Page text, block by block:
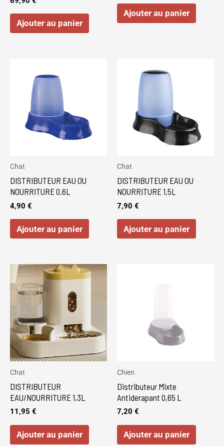
Ajouter au panier
Ajouter au panier
Chat
DISTRIBUTEUR EAU OU
NOURRITURE 0,6L
4,90 €
Ajouter au panier
Chat
DISTRIBUTEUR EAU OU
NOURRITURE 1,5L
7,90 €
Ajouter au panier
Chat
DISTRIBUTEUR
EAU/NOURRITURE 1,3L
11,95 €
Ajouter au panier
Chien
Distributeur Mixte
Antiderapant 0,65 L
7,20 €
Ajouter au panier